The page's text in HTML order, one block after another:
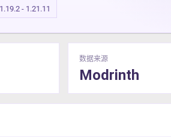
- 1.21.11
数据来源
Modrinth